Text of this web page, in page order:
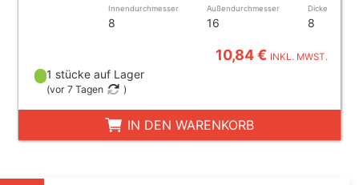
Innendurchmesser
8
Außendurchmesser
16
Dicke
8
10,84 € INKL. MWST.
1 stücke auf Lager
(vor 7 Tagen )
IN DEN WARENKORB